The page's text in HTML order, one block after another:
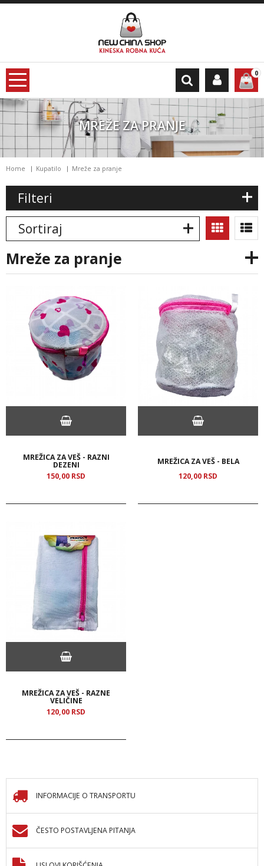
0
MREŽE ZA PRANJE
Home Kupatilo Mreže za pranje
Filteri
Sortiraj
mreže za pranje
MREŽICA ZA VEŠ - RAZNI
DEZENI
150,00 RSD
MREŽICA ZA VEŠ - BELA
120,00 RSD
MREŽICA ZA VEŠ - RAZNE
VELIČINE
120,00 RSD
INFORMACIJE O TRANSPORTU
ČESTO POSTAVLJENA PITANJA